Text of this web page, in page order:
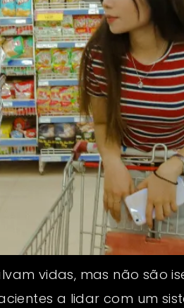
vidas, mas não são
a lidar com um